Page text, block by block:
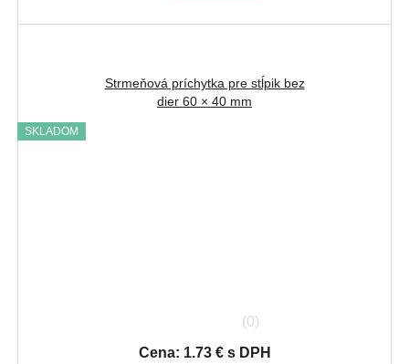
Strmeňová príchytka pre stĺpik bez
dier 60 × 40 mm
SKLADOM
(0)
Cena: 1.73 € s DPH